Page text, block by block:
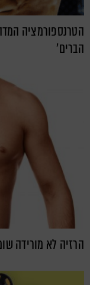
הטרנספורמציה
הברים'
הרזיה לא מורידה